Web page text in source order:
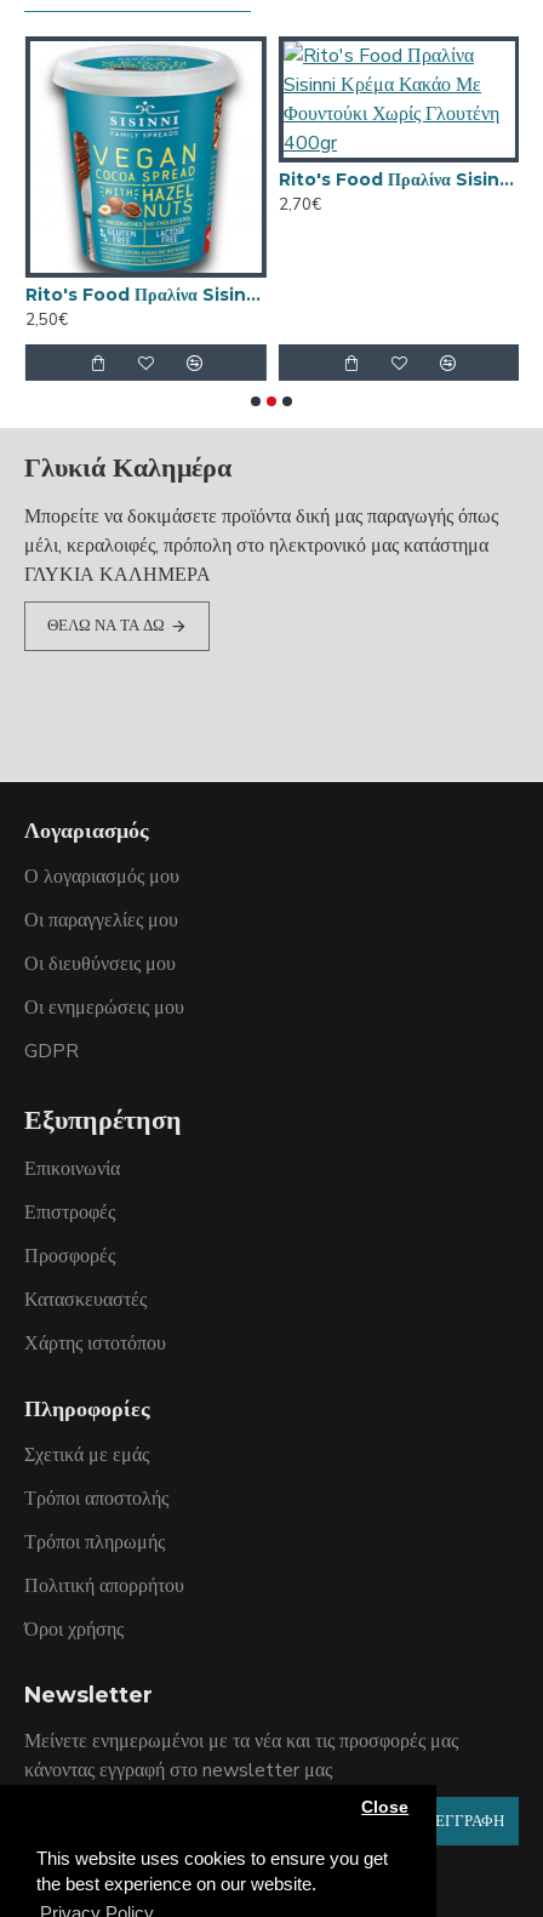
This website uses cookies to ensure you get
the best experience on our website.
Close
Rito's Food Πραλίνα Sisinni Κρέμα Κακάο με Φουντούκι 400gr
2,50€
Rito's Food Πραλίνα Sisinni Κρέμα Κακάο Με Φουντούκι Χωρίς Γλουτένη 400gr
2,70€
Γλυκιά Καλημέρα
Μπορείτε να δοκιμάσετε προϊόντα δική μας παραγωγής όπως
μέλι, κεραλοιφές, πρόπολη στο ηλεκτρονικό μας κατάστημα
ΓΛΥΚΙΑ ΚΑΛΗΜΕΡΑ
ΘΕΛΩ ΝΑ ΤΑ ΔΩ
Λογαριασμός
Ο λογαριασμός μου
Οι παραγγελίες μου
Οι διευθύνσεις μου
Οι ενημερώσεις μου
GDPR
Εξυπηρέτηση
Επικοινωνία
Επιστροφές
Προσφορές
Κατασκευαστές
Χάρτης ιστοτόπου
Πληροφορίες
Σχετικά με εμάς
Τρόποι αποστολής
Τρόποι πληρωμής
Πολιτική απορρήτου
Όροι χρήσης
Newsletter
Μείνετε ενημερωμένοι με τα νέα και τις προσφορές μας
κάνοντας εγγραφή στο newsletter μας
ΕΓΓΡΑΦΗ
Έχω διαβάσει και αποδέχομαι τουςΠολιτική Απορρήτου